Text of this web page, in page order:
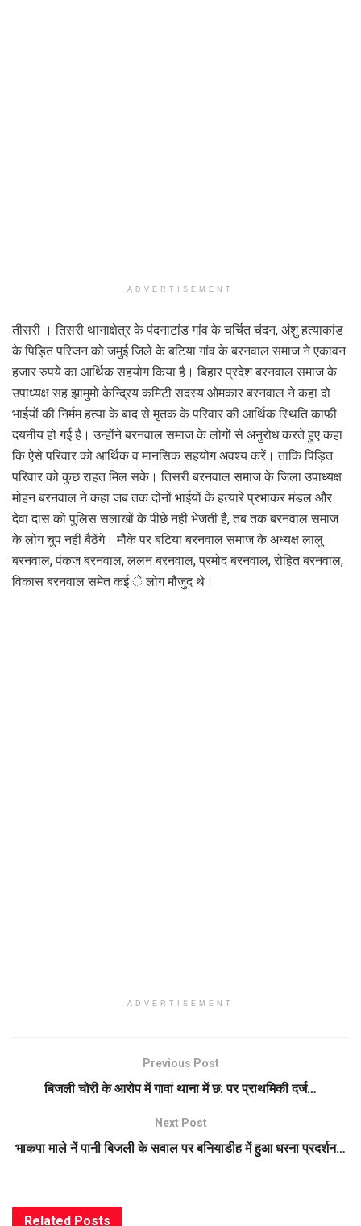
ADVERTISEMENT
तीसरी । तिसरी थानाक्षेत्र के पंदनाटांड गांव के चर्चित चंदन, अंशु हत्याकांड
के पिड़ित परिजन को जमुई जिले के बटिया गांव के बरनवाल समाज ने एकावन
हजार रुपये का आर्थिक सहयोग किया है। बिहार प्रदेश बरनवाल समाज के
उपाध्यक्ष सह झामुमो केन्द्रिय कमिटी सदस्य ओमकार बरनवाल ने कहा दो
भाईयों की निर्मम हत्या के बाद से मृतक के परिवार की आर्थिक स्थिति काफी
दयनीय हो गई है। उन्होंने बरनवाल समाज के लोगों से अनुरोध करते हुए कहा
कि ऐसे परिवार को आर्थिक व मानसिक सहयोग अवश्य करें। ताकि पिड़ित
परिवार को कुछ राहत मिल सके। तिसरी बरनवाल समाज के जिला उपाध्यक्ष
मोहन बरनवाल ने कहा जब तक दोनों भाईयों के हत्यारे प्रभाकर मंडल और
देवा दास को पुलिस सलाखों के पीछे नही भेजती है, तब तक बरनवाल समाज
के लोग चुप नही बैठेंगे। मौके पर बटिया बरनवाल समाज के अध्यक्ष लालु
बरनवाल, पंकज बरनवाल, ललन बरनवाल, प्रमोद बरनवाल, रोहित बरनवाल,
विकास बरनवाल समेत कई े लोग मौजुद थे।
ADVERTISEMENT
Previous Post
बिजली चोरी के आरोप में गावां थाना में छ: पर प्राथमिकी दर्ज…
Next Post
भाकपा माले नें पानी बिजली के सवाल पर बनियाडीह में हुआ धरना प्रदर्शन…
Related Posts